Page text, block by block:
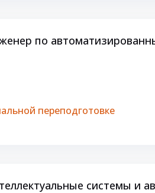
по
переподготовке
системы и